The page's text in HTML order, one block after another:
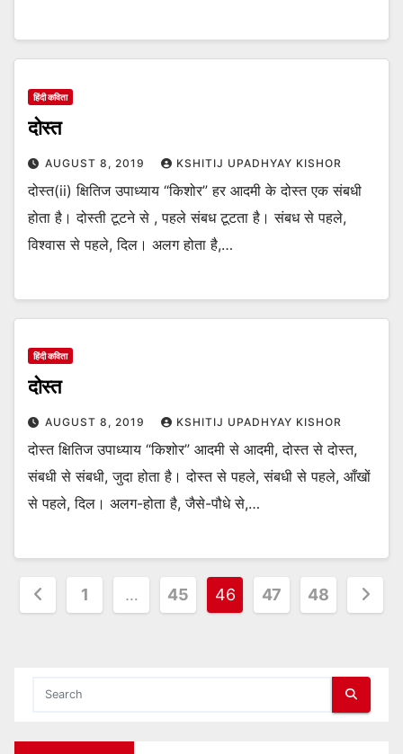
हिंदी कविता
दोस्त
AUGUST 8, 2019 KSHITIJ UPADHYAY KISHOR
दोस्त(ii) क्षितिज उपाध्याय “किशोर” हर आदमी के दोस्त एक संबधी
होता है। दोस्ती टूटने से , पहले संबध टूटता है। संबध से पहले,
विश्वास से पहले, दिल। अलग होता है,…
हिंदी कविता
दोस्त
AUGUST 8, 2019 KSHITIJ UPADHYAY KISHOR
दोस्त क्षितिज उपाध्याय “किशोर” आदमी से आदमी, दोस्त से दोस्त,
संबधी से संबधी, जुदा होता है। दोस्त से पहले, संबधी से पहले, आँखों
से पहले, दिल। अलग-होता है, जैसे-पौधे से,…
Posts1 … 45 46 47 48